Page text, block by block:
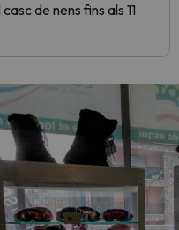
de nens fins als 11